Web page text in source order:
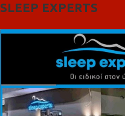
SLEEP EXPERTS